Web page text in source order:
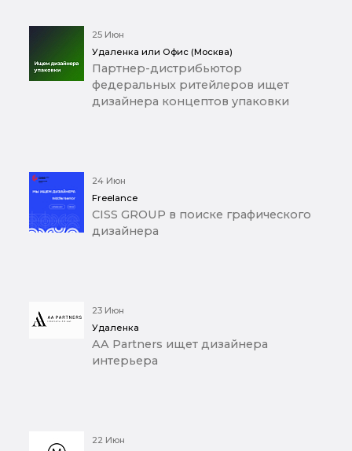
25 Июн
Удаленка или Офис (Москва)
Партнер-дистрибьютор
федеральных ритейлеров ищет
дизайнера концептов упаковки
24 Июн
Freelance
CISS GROUP в поиске графического
дизайнера
23 Июн
Удаленка
AA Partners ищет дизайнера
интерьера
22 Июн